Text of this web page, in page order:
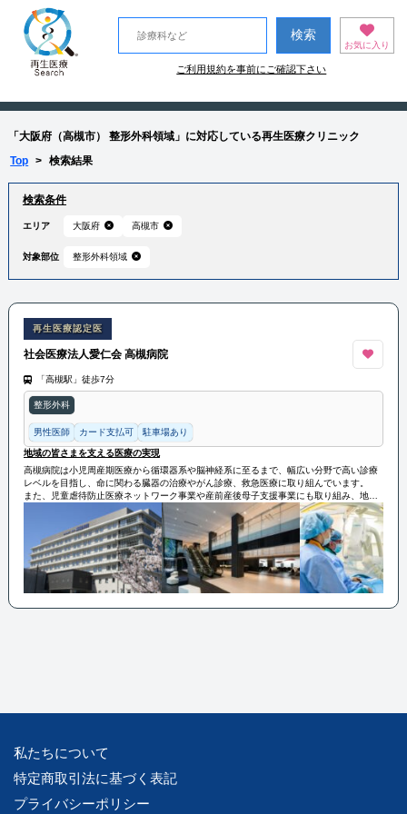
お気に入り
ご利用規約を事前にご確認下さい
「大阪府（高槻市） 整形外科領域」に対応している再生医療クリニック
Top > 検索結果
検索条件
エリア 大阪府 高槻市
対象部位 整形外科領域
再生医療認定医
社会医療法人愛仁会 高槻病院
「高槻駅」徒歩7分
整形外科
男性医師 カード支払可 駐車場あり
地域の皆さまを支える医療の実現
高槻病院は小児周産期医療から循環器系や脳神経系に至るまで、幅広い分野で高い診療
レベルを目指し、命に関わる臓器の治療やがん診療、救急医療に取り組んでいます。
また、児童虐待防止医療ネットワーク事業や産前産後母子支援事業にも取り組み、地域
の皆さまを支える医療の実現を目指しています。
私たちについて
特定商取引法に基づく表記
プライバシーポリシー